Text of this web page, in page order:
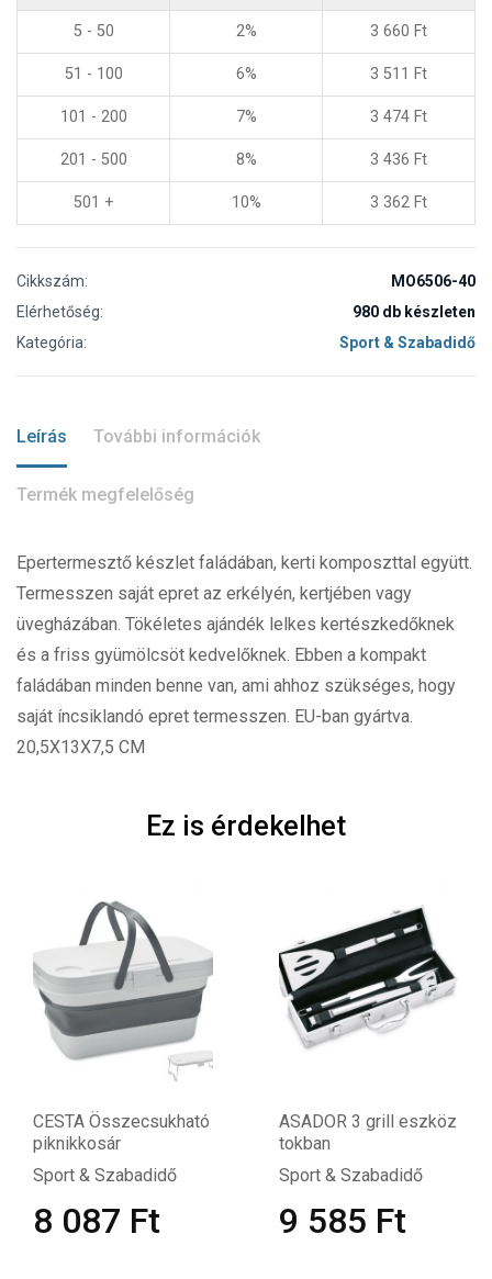
5 - 50 2% 3 660 Ft
51 - 100 6% 3 511 Ft
101 - 200 7% 3 474 Ft
201 - 500 8% 3 436 Ft
501 + 10% 3 362 Ft
Cikkszám:
MO6506-40
Elérhetőség:
980 db készleten
Kategória:
Sport & Szabadidő
Leírás További információk
Termék megfelelőség
Epertermesztő készlet faládában, kerti komposzttal együtt.
Termesszen saját epret az erkélyén, kertjében vagy
üvegházában. Tökéletes ajándék lelkes kertészkedőknek
és a friss gyümölcsöt kedvelőknek. Ebben a kompakt
faládában minden benne van, ami ahhoz szükséges, hogy
saját íncsiklandó epret termesszen. EU-ban gyártva.
20,5X13X7,5 CM
Ez is érdekelhet
CESTA Összecsukható
piknikkosár
Sport & Szabadidő
8 087 Ft
ASADOR 3 grill eszköz
tokban
Sport & Szabadidő
9 585 Ft